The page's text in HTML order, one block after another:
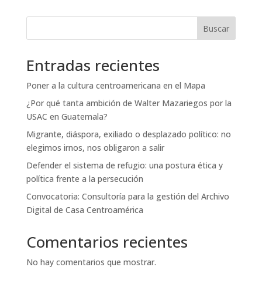
Buscar
Entradas recientes
Poner a la cultura centroamericana en el Mapa
¿Por qué tanta ambición de Walter Mazariegos por la
USAC en Guatemala?
Migrante, diáspora, exiliado o desplazado político: no
elegimos irnos, nos obligaron a salir
Defender el sistema de refugio: una postura ética y
política frente a la persecución
Convocatoria: Consultoría para la gestión del Archivo
Digital de Casa Centroamérica
Comentarios recientes
No hay comentarios que mostrar.